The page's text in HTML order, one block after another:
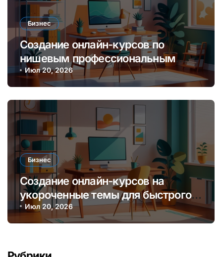
Бизнес
Создание онлайн-курсов по
нишевым профессиональным
навыкам для монетизации
экспертизы
Июл 20, 2026
Бизнес
Создание онлайн-курсов на
укороченные темы для быстрого
заработка и обучения аудитории
Июл 20, 2026